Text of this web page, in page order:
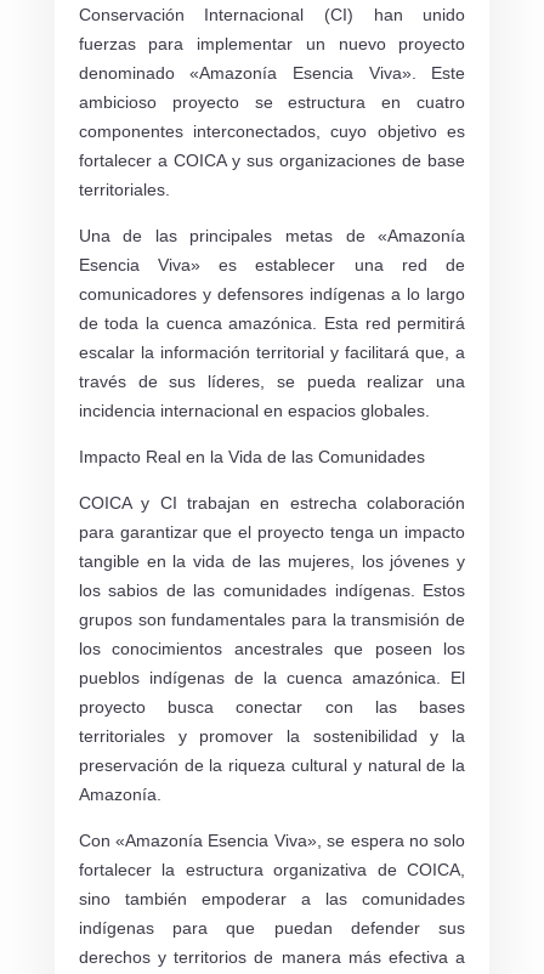
Conservación Internacional (CI) han unido
fuerzas para implementar un nuevo proyecto
denominado «Amazonía Esencia Viva». Este
ambicioso proyecto se estructura en cuatro
componentes interconectados, cuyo objetivo es
fortalecer a COICA y sus organizaciones de base
territoriales.
Una de las principales metas de «Amazonía
Esencia Viva» es establecer una red de
comunicadores y defensores indígenas a lo largo
de toda la cuenca amazónica. Esta red permitirá
escalar la información territorial y facilitará que, a
través de sus líderes, se pueda realizar una
incidencia internacional en espacios globales.
Impacto Real en la Vida de las Comunidades
COICA y CI trabajan en estrecha colaboración
para garantizar que el proyecto tenga un impacto
tangible en la vida de las mujeres, los jóvenes y
los sabios de las comunidades indígenas. Estos
grupos son fundamentales para la transmisión de
los conocimientos ancestrales que poseen los
pueblos indígenas de la cuenca amazónica. El
proyecto busca conectar con las bases
territoriales y promover la sostenibilidad y la
preservación de la riqueza cultural y natural de la
Amazonía.
Con «Amazonía Esencia Viva», se espera no solo
fortalecer la estructura organizativa de COICA,
sino también empoderar a las comunidades
indígenas para que puedan defender sus
derechos y territorios de manera más efectiva a